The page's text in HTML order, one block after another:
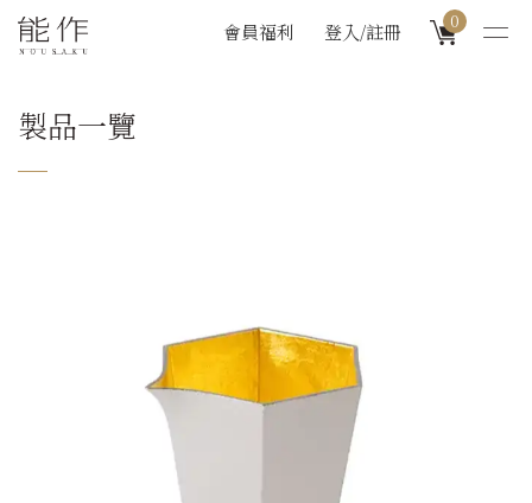
會員福利 登入/註冊 0
製品一覽